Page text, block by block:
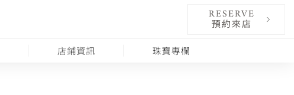
RESERVE
預約來店
店鋪資訊 珠寶專欄